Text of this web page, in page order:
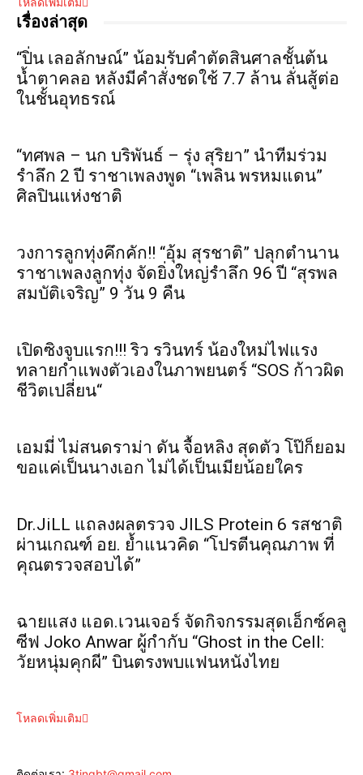
เรื่องล่าสุด
“ปิ่น เลอลักษณ์” น้อมรับคำตัดสินศาลชั้นต้น
น้ำตาคลอ หลังมีคำสั่งชดใช้ 7.7 ล้าน ลั่นสู้ต่อ
ในชั้นอุทธรณ์
“ทศพล – นก บริพันธ์ – รุ่ง สุริยา” นำทีมร่วม
รำลึก 2 ปี ราชาเพลงพูด “เพลิน พรหมแดน”
ศิลปินแห่งชาติ
วงการลูกทุ่งคึกคัก!! “อุ้ม สุรชาติ” ปลุกตำนาน
ราชาเพลงลูกทุ่ง จัดยิ่งใหญ่รำลึก 96 ปี “สุรพล
สมบัติเจริญ” 9 วัน 9 คืน
เปิดซิงจูบแรก!!! ริว รวินทร์ น้องใหม่ไฟแรง
ทลายกำแพงตัวเองในภาพยนตร์ “SOS ก้าวผิด
ชีวิตเปลี่ยน“
เอมมี่ ไม่สนดราม่า ดัน จื้อหลิง สุดตัว โป๊ก็ยอม
ขอแค่เป็นนางเอก ไม่ได้เป็นเมียน้อยใคร
Dr.JiLL แถลงผลตรวจ JILS Protein 6 รสชาติ
ผ่านเกณฑ์ อย. ย้ำแนวคิด “โปรตีนคุณภาพ ที่
คุณตรวจสอบได้”
ฉายแสง แอด.เวนเจอร์ จัดกิจกรรมสุดเอ็กซ์คลู
ซีฟ Joko Anwar ผู้กำกับ “Ghost in the Cell:
วัยหนุ่มคุกผี” บินตรงพบแฟนหนังไทย
โหลดเพิ่มเติม